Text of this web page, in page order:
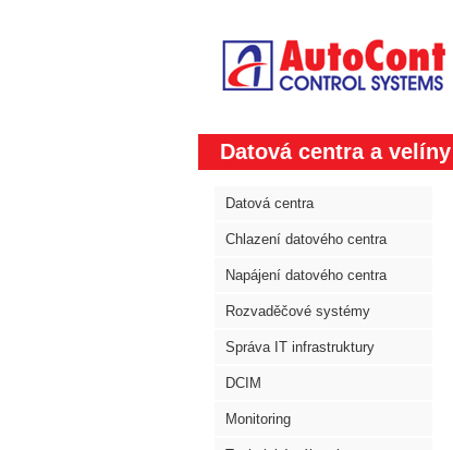
Datová centra a velíny
Datová centra
Chlazení datového centra
Napájení datového centra
Rozvaděčové systémy
Správa IT infrastruktury
DCIM
Monitoring